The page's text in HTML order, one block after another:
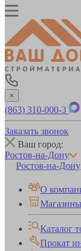
×
(863) 310-000-3
Заказать звонок
Ваш город:
Ростов-на-Дону
Ростов-на-Дону
О
Магазины
Каталог
Прокат